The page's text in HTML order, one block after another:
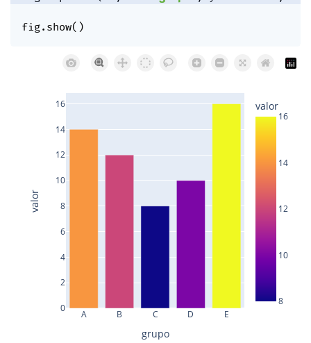
A B C D E
0
2
4
6
8
10
12
14
16
8
10
12
14
16
valor
grupo
valor
fig. show( )